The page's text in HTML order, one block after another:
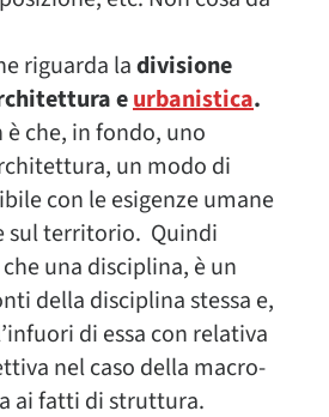
riguarda ladivisione
eurbanistica.
è che, in fondo, uno
un modo di
con le esigenze umane
sul territorio. Quindi
una disciplina, è un
della disciplina stessa e,
di essa con relativa
nel caso della macro-
ai fatti di struttura.